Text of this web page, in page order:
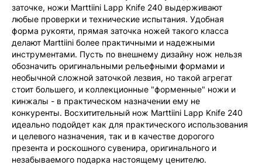
заточке, ножи Marttiini Lapp Knife 240 выдерживают
любые проверки и технические испытания. Удобная
форма рукояти, прямая заточка ножей такого класса
делают Marttiini более практичными и надежными
инструментами. Пусть по внешнему дизайну нож нельзя
обозначить оригинальными рельефными формами и
необычной сложной заточкой лезвия, но такой агрегат
стоит большего, и коллекционные "форменные" ножи и
кинжалы - в практическом назначении ему не
конкуренты. Восхитительный нож Marttiini Lapp Knife 240
идеально подойдет как для практического использования
и целевого назначения, так и в качестве дорогого
презента и роскошного сувенира, оригинального и
незабываемого подарка настоящему ценителю.